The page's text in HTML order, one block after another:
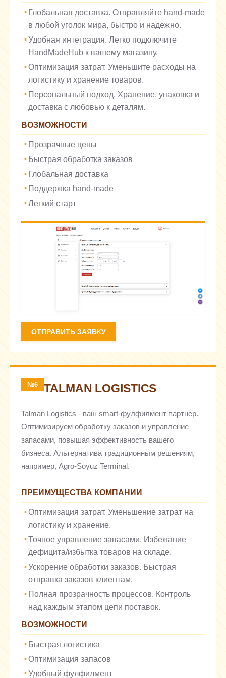
Глобальная доставка. Отправляйте hand-made
в любой уголок мира, быстро и надежно.
Удобная интеграция. Легко подключите
HandMadeHub к вашему магазину.
Оптимизация затрат. Уменьшите расходы на
логистику и хранение товаров.
Персональный подход. Хранение, упаковка и
доставка с любовью к деталям.
ВОЗМОЖНОСТИ
Прозрачные цены
Быстрая обработка заказов
Глобальная доставка
Поддержка hand-made
Легкий старт
ОТПРАВИТЬ ЗАЯВКУ
№6 TALMAN LOGISTICS
Talman Logistics - ваш smart-фулфилмент партнер.
Оптимизируем обработку заказов и управление
запасами, повышая эффективность вашего
бизнеса. Альтернатива традиционным решениям,
например, Agro-Soyuz Terminal.
ПРЕИМУЩЕСТВА КОМПАНИИ
Оптимизация затрат. Уменьшение затрат на
логистику и хранение.
Точное управление запасами. Избежание
дефицита/избытка товаров на складе.
Ускорение обработки заказов. Быстрая
отправка заказов клиентам.
Полная прозрачность процессов. Контроль
над каждым этапом цепи поставок.
ВОЗМОЖНОСТИ
Быстрая логистика
Оптимизация запасов
Удобный фулфилмент